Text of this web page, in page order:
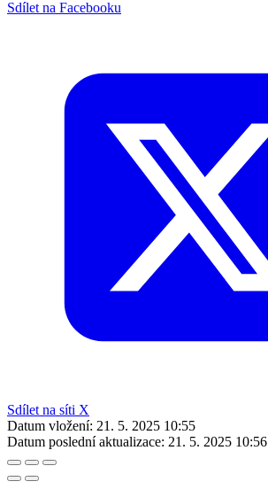
Sdílet na Facebooku
Sdílet na síti X
Datum vložení: 21. 5. 2025 10:55
Datum poslední aktualizace: 21. 5. 2025 10:56